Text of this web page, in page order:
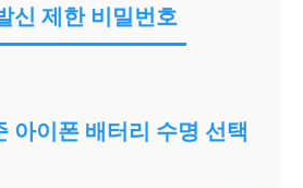
신 제한 비밀번호
아이폰 배터리 수명 선택